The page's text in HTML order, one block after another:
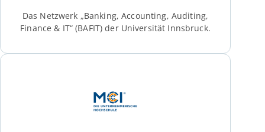
Das Netzwerk „Banking, Accounting, Auditing,
Finance & IT“ (BAFIT) der Universität Innsbruck.